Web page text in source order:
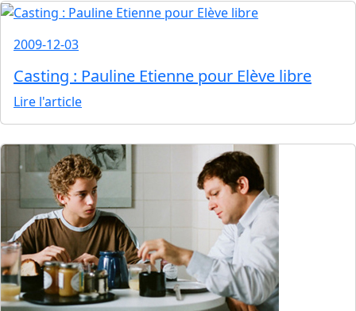
2009-12-03
Casting : Pauline Etienne pour Elève libre
Lire l'article